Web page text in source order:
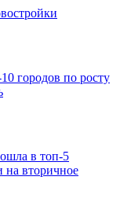
городов по росту
в топ-5
на вторичное